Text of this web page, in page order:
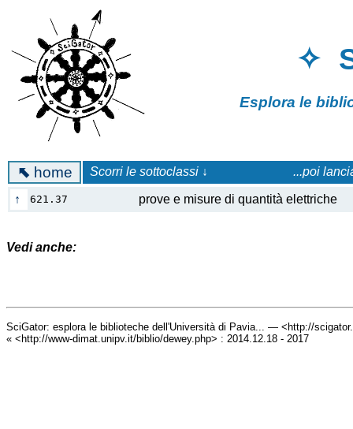
✧
Esplora le
⬉ home Scorri le sottoclassi ↓ ...poi
↑ 621.37 prove e misure di quantità elettriche
Vedi anche:
SciGator: esplora le biblioteche dell'Università di Pavia... — <http://
« <http://www-dimat.unipv.it/biblio/dewey.php> : 2014.12.18 - 2017